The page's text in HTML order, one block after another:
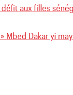
aux filles
Mbed Dakar yi